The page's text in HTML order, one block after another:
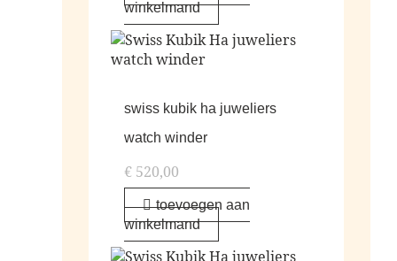
winkelmand
swiss kubik ha juweliers
watch winder
€ 520,00
toevoegen aan
winkelmand